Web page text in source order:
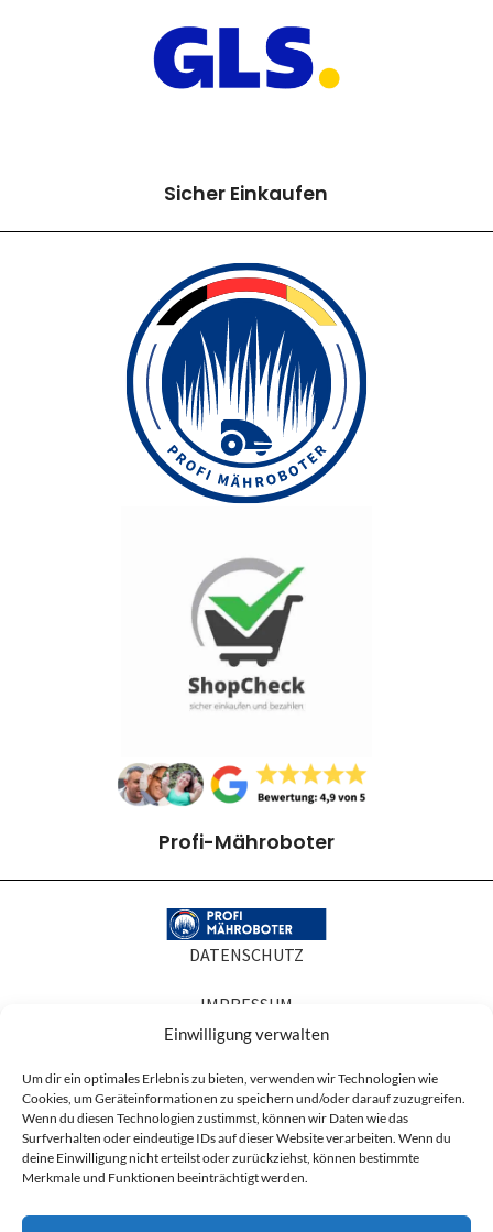
Einwilligung verwalten
Um dir ein optimales Erlebnis zu bieten, verwenden wir Technologien wie
Cookies, um Geräteinformationen zu speichern und/oder darauf zuzugreifen.
Wenn du diesen Technologien zustimmst, können wir Daten wie das
Surfverhalten oder eindeutige IDs auf dieser Website verarbeiten. Wenn du
deine Einwilligung nicht erteilst oder zurückziehst, können bestimmte
Merkmale und Funktionen beeinträchtigt werden.
Sicher Einkaufen
Profi-Mähroboter
DATENSCHUTZ
IMPRESSUM
AGB
Produktabbildungen dienen der Illustration. Sie können Zubehör oder
Ausstattung zeigen, die nicht zum Lieferumfang gehören, und in Details vom
Artikelbeschreibung.